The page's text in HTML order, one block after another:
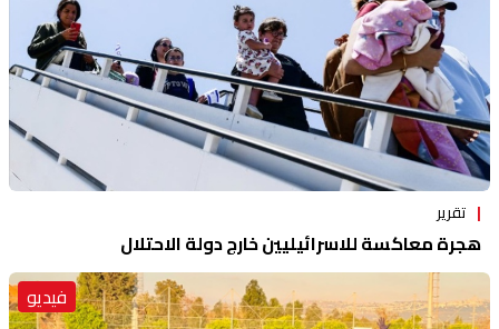
تقرير
هجرة معاكسة للاسرائيليين خارج دولة الاحتلال
فيديو